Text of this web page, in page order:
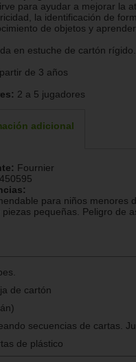
para ayudar a mejorar la
la identificación de
de objetos y
en estuche de cartón rígido.
de 3 años
2 a 5 jugadores
adicional
Fournier
para niños menores
piezas pequeñas. Peligro de
de cartón
secuencias de cartas.
de plástico